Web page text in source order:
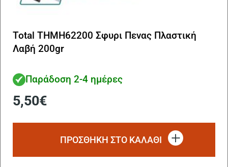
Total THMH62200 Σφυρι Πενας Πλαστική
Λαβή 200gr
Παράδοση 2-4 ημέρες
5,50€
ΠΡΟΣΘΗΚΗ ΣΤΟ ΚΑΛΑΘΙ